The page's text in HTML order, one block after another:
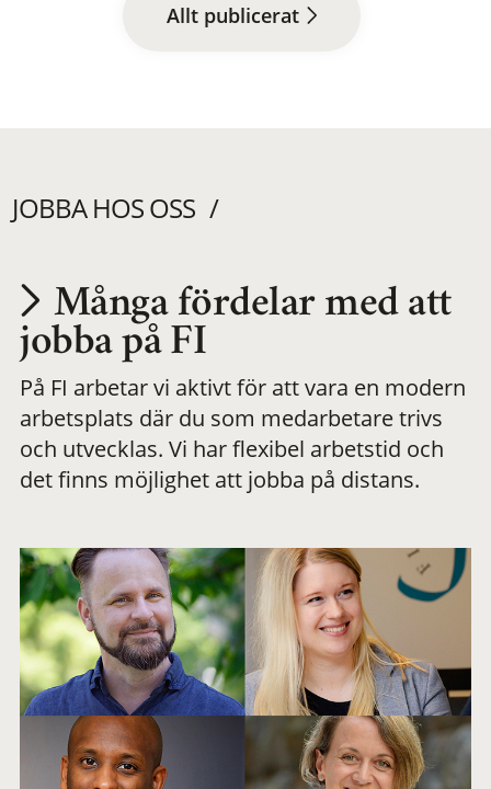
Allt publicerat
JOBBA HOS OSS
Utvecklas på en
meningsfull och
flexibel
Många fördelar med att
jobba på FI
På FI arbetar vi aktivt för att vara en modern
arbetsplats där du som medarbetare trivs
och utvecklas. Vi har flexibel arbetstid och
det finns möjlighet att jobba på distans.